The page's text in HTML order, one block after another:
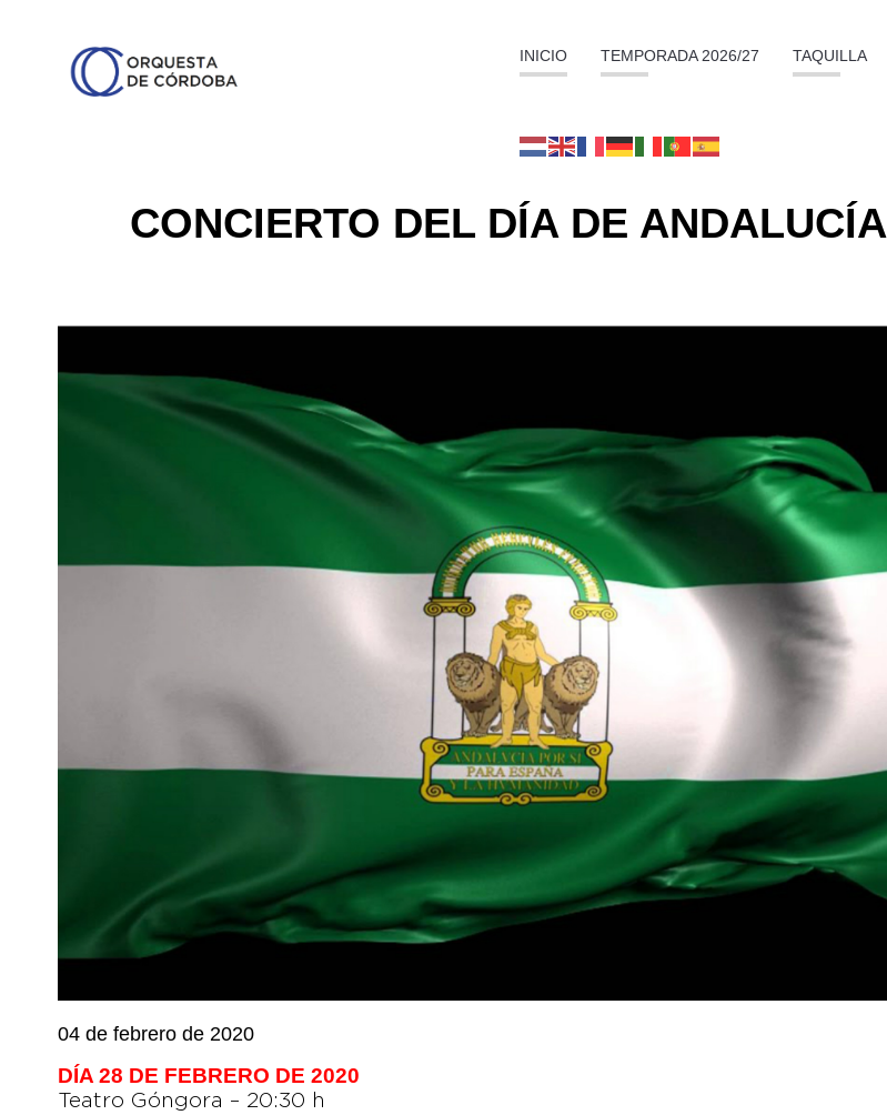
INICIO TEMPORADA 2026/27 TAQUILLA
CONCIERTO DEL DÍA DE ANDALUCÍA
04 de febrero de 2020
DÍA 28 DE FEBRERO DE 2020
Teatro Góngora – 20:30 h